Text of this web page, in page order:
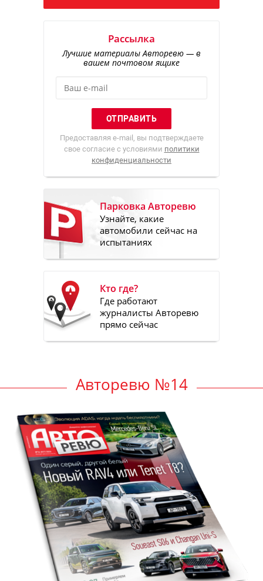
Рассылка
Лучшие материалы Авторевю — в
вашем почтовом ящике
Предоставляя e-mail, вы подтверждаете
свое согласие с условиями политики
конфиденциальности
Парковка Авторевю
Узнайте, какие
автомобили сейчас на
испытаниях
Кто где?
Где работают
журналисты Авторевю
прямо сейчас
Авторевю №14